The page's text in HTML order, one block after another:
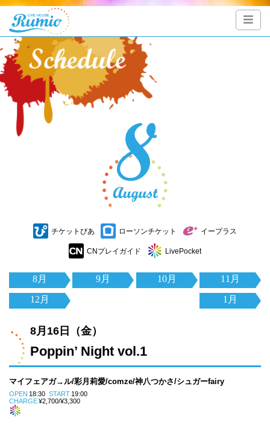
チケットぴあ ローソンチケット イープラス
CNプレイガイド LivePocket
8月 9月 10月
11月
12月
1月
8月16日（金）
Poppin’ Night vol.1
マイフェアガ→ル/彩月莉愛/comze/神八つかさ/シュガーfairy
OPEN 18:30 START 19:00
CHARGE¥2,700/¥3,300